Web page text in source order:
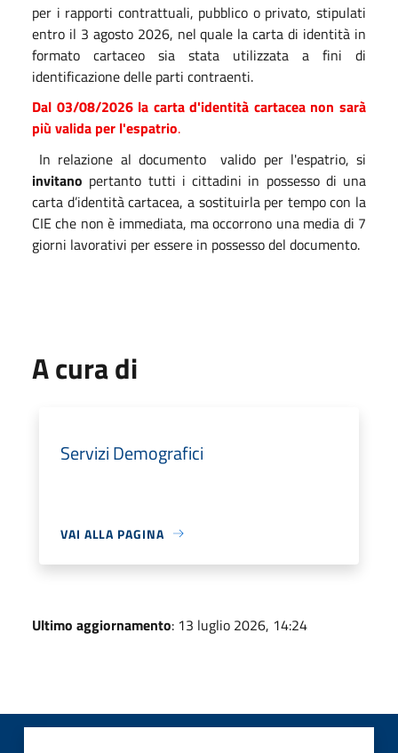
per i rapporti contrattuali, pubblico o privato, stipulati
entro il 3 agosto 2026, nel quale la carta di identità in
formato cartaceo sia stata utilizzata a fini di
identificazione delle parti contraenti.
Dal 03/08/2026 la carta d'identità cartacea non sarà
più valida per l'espatrio.
In relazione al documento valido per l'espatrio, si
invitano pertanto tutti i cittadini in possesso di una
carta d’identità cartacea, a sostituirla per tempo con la
CIE che non è immediata, ma occorrono una media di 7
giorni lavorativi per essere in possesso del documento.
A cura di
Servizi Demografici
VAI ALLA PAGINA
Ultimo aggiornamento: 13 luglio 2026, 14:24